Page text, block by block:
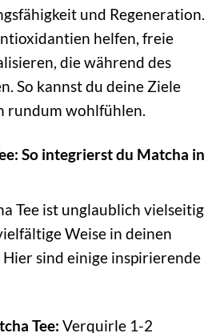
und Regeneration.
helfen, freie
die während des
So kannst du deine Ziele
rundum wohlfühlen.
So integrierst du Matcha in
Tee ist unglaublich vielseitig
Weise in deinen
sind einige inspirierende
Tee: Verquirle 1-2